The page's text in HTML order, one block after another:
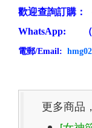
歡迎查詢訂購：
WhatsApp: （
電郵/Email:
更多商品